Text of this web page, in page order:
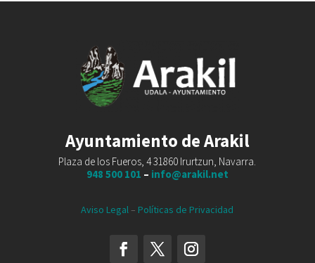
Ayuntamiento de Arakil
Plaza de los Fueros, 4 31860 Irurtzun, Navarra.
948 500 101 – info@arakil.net
Aviso Legal– Políticas de Privacidad